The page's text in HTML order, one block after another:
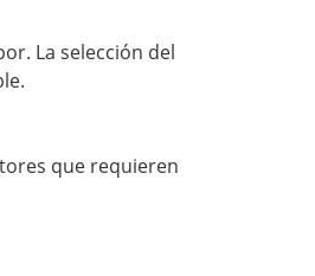
La selección del
que requieren